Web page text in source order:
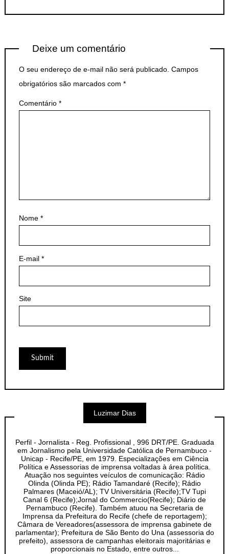
Deixe um comentário
O seu endereço de e-mail não será publicado. Campos
obrigatórios são marcados com *
Comentário *
Nome *
E-mail *
Site
Luzimar Dias
Perfil - Jornalista - Reg. Profissional , 996 DRT/PE. Graduada
em Jornalismo pela Universidade Católica de Pernambuco -
Unicap - Recife/PE, em 1979. Especializações em Ciência
Política e Assessorias de imprensa voltadas à área política.
Atuação nos seguintes veículos de comunicação: Rádio
Olinda (Olinda PE); Rádio Tamandaré (Recife); Rádio
Palmares (Maceió/AL); TV Universitária (Recife);TV Tupi
Canal 6 (Recife);Jornal do Commercio(Recife); Diário de
Pernambuco (Recife). Também atuou na Secretaria de
Imprensa da Prefeitura do Recife (chefe de reportagem);
Câmara de Vereadores(assessora de imprensa gabinete de
parlamentar); Prefeitura de São Bento do Una (assessoria do
prefeito), assessora de campanhas eleitorais majoritárias e
proporcionais no Estado, entre outros...